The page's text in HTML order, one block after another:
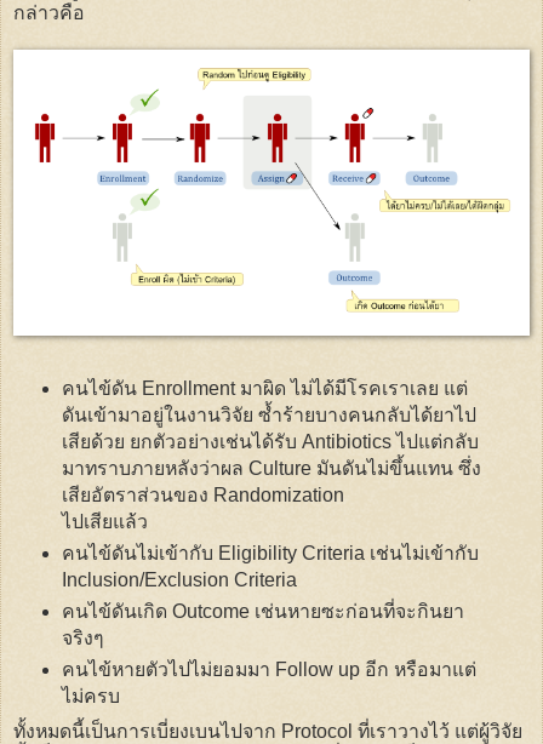
กล่าวคือ
คนไข้ดัน Enrollment มาผิด ไม่ได้มีโรคเราเลย แต่
ดันเข้ามาอยู่ในงานวิจัย ซ้ำร้ายบางคนกลับได้ยาไป
เสียด้วย ยกตัวอย่างเช่นได้รับ Antibiotics ไปแต่กลับ
มาทราบภายหลังว่าผล Culture มันดันไม่ขึ้นแทน ซึ่ง
เสียอัตราส่วนของ Randomization
ไปเสียแล้ว
คนไข้ดันไม่เข้ากับ Eligibility Criteria เช่นไม่เข้ากับ
Inclusion/Exclusion Criteria
คนไข้ดันเกิด Outcome เช่นหายซะก่อนที่จะกินยา
จริงๆ
คนไข้หายตัวไปไม่ยอมมา Follow up อีก หรือมาแต่
ไม่ครบ
ทั้งหมดนี้เป็นการเบี่ยงเบนไปจาก Protocol ที่เราวางไว้ แต่ผู้วิจัย